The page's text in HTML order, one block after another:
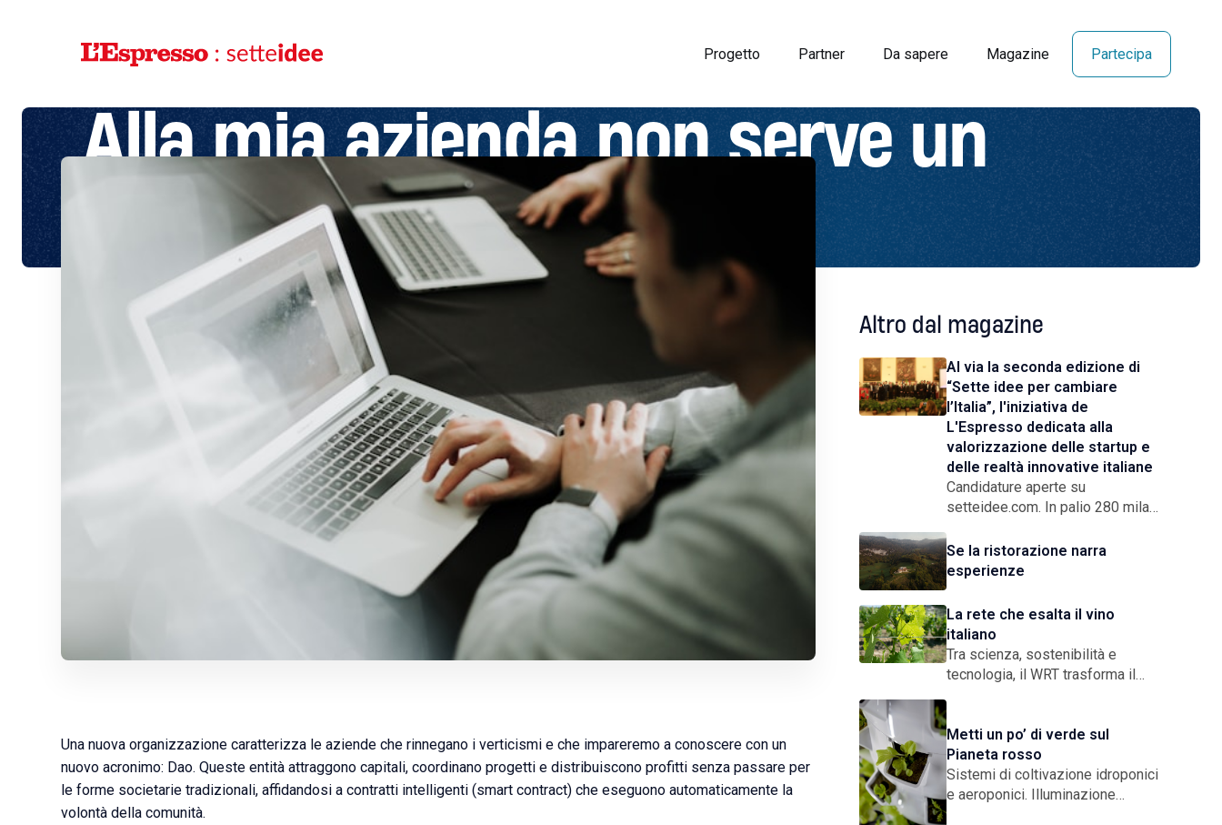
Progetto Partner Da sapere Magazine Partecipa
Alla mia azienda non serve un
capo
Una nuova organizzazione caratterizza le aziende che rinnegano i verticismi e che impareremo a conoscere con un
nuovo acronimo: Dao. Queste entità attraggono capitali, coordinano progetti e distribuiscono profitti senza passare per
le forme societarie tradizionali, affidandosi a contratti intelligenti (smart contract) che eseguono automaticamente la
volontà della comunità.
Altro dal magazine
Al via la seconda edizione di
“Sette idee per cambiare
l’Italia”, l'iniziativa de
L'Espresso dedicata alla
valorizzazione delle startup e
delle realtà innovative italiane
Candidature aperte su
setteidee.com. In palio 280 mila
7 startup vincitrici. Pitch
Competition a Milano il 17 e il 18
settembre, Final Award in
Campidoglio il 9 dicembre
Se la ristorazione narra
esperienze
La rete che esalta il vino
italiano
Tra scienza, sostenibilità e
tecnologia, il WRT trasforma il
aperto. Un modello di rete
imprenditoriale che risponde alle
sfide globali con ricerca
condivisa, qualità certificata e una
visione concreta sul futuro
Metti un po’ di verde sul
Pianeta rosso
Sistemi di coltivazione idroponici
e aeroponici. Illuminazione
artificiale. Selezione delle varietà